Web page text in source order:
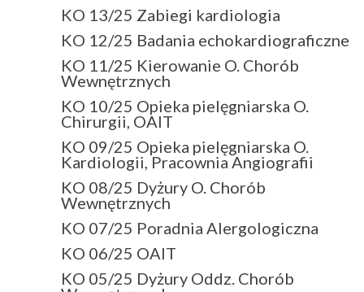
KO 13/25 Zabiegi kardiologia
KO 12/25 Badania echokardiograficzne
KO 11/25 Kierowanie O. Chorób
Wewnętrznych
KO 10/25 Opieka pielęgniarska O.
Chirurgii, OAIT
KO 09/25 Opieka pielęgniarska O.
Kardiologii, Pracownia Angiografii
KO 08/25 Dyżury O. Chorób
Wewnętrznych
KO 07/25 Poradnia Alergologiczna
KO 06/25 OAIT
KO 05/25 Dyżury Oddz. Chorób